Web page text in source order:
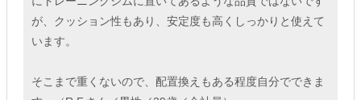
が、クッション性もあり、安定度も高くしっかりと使えて
います。
そこまで重くないので、配置換えもある程度自分でできま